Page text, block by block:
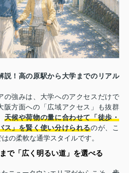
説！高の原駅から大学までのリアル
の強みは、大学へのアクセスだけで
阪方面への「広域アクセス」も抜群
天候や荷物の量に合わせて「徒歩・
ス」を賢く使い分けられるのが、こ
の柔軟な通学スタイルです。
で「広く明るい道」を選べる